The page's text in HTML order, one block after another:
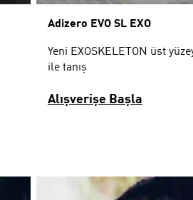
Adizero EVO SL EXO
Yeni EXOSKELETON üst
ile tanış
Alışverişe Başla